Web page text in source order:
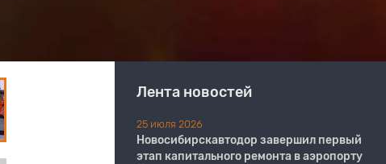
Лента новостей
25 июля 2026
Новосибирскавтодор завершил первый
этап капитального ремонта в аэропорту